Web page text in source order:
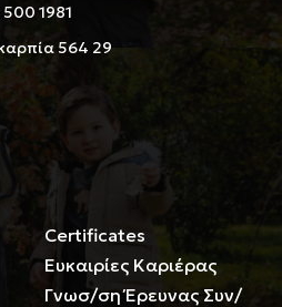
1981
564 29
Certificates
Ευκαιρίες Καριέρας
Γνωσ/ση Έρευνας Συν/